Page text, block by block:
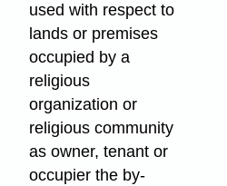
used with respect to
lands or premises
occupied by a
religious
organization or
religious community
as owner, tenant or
occupier the by-